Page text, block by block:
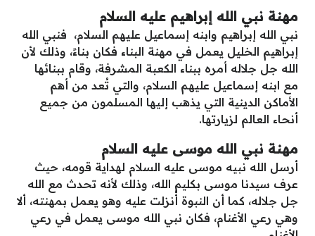
مهنة نبي الله إبراهيم عليه السلام
نبي الله إبراهيم وابنه إسماعيل عليهم السلام، فنبي الله
إبراهيم الخليل يعمل في مهنة البناء فكان بناءً، وذلك لأن
الله جل جلاله أمره ببناء الكعبة المشرفة، وقام ببنائها
مع ابنه إسماعيل عليهم السلام، والتي تُعد من أهم
الأماكن الدينية التي يذهب إليها المسلمون من جميع
أنحاء العالم لزيارتها.
مهنة نبي الله موسى عليه السلام
أرسل الله نبيه موسى عليه السلام لهداية قومه، حيث
عرف سيدنا موسى بكليم الله، وذلك لأنه تحدث مع الله
جل جلاله، كما أن النبوة أُنزلت عليه وهو يعمل بمهنته، ألا
وهي رعي الأغنام، فكان نبي الله موسى يعمل في رعي